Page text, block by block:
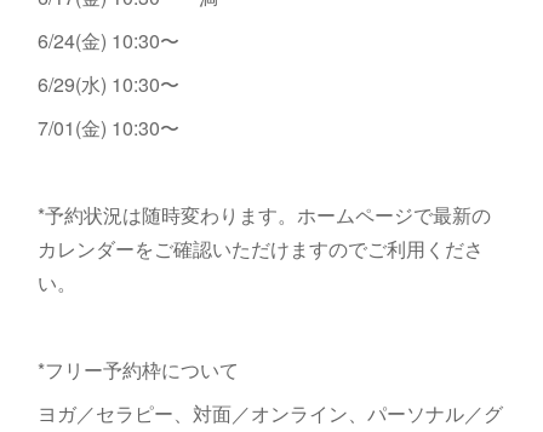
6/24(金) 10:30〜
6/29(水) 10:30〜
7/01(金) 10:30〜
*予約状況は随時変わります。ホームページで最新の
カレンダーをご確認いただけますのでご利用くださ
い。
*フリー予約枠について
ヨガ／セラピー、対面／オンライン、パーソナル／グ